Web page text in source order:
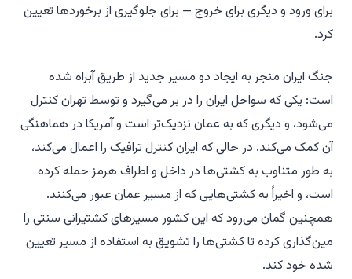
برای ورود و دیگری برای خروج — برای جلوگیری از برخوردها تعیین
کرد.
جنگ ایران منجر به ایجاد دو مسیر جدید از طریق آبراه شده
است: یکی که سواحل ایران را در بر می‌گیرد و توسط تهران کنترل
می‌شود، و دیگری که به عمان نزدیک‌تر است و آمریکا در هماهنگی
آن کمک می‌کند. در حالی که ایران کنترل ترافیک را اعمال می‌کند،
به طور متناوب به کشتی‌ها در داخل و اطراف هرمز حمله کرده
است، و اخیراً به کشتی‌هایی که از مسیر عمان عبور می‌کنند.
همچنین گمان می‌رود که این کشور مسیرهای کشتیرانی سنتی را
مین‌گذاری کرده تا کشتی‌ها را تشویق به استفاده از مسیر تعیین
شده خود کند.